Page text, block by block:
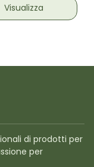
Marrone
Visualizza
di prodotti per
per